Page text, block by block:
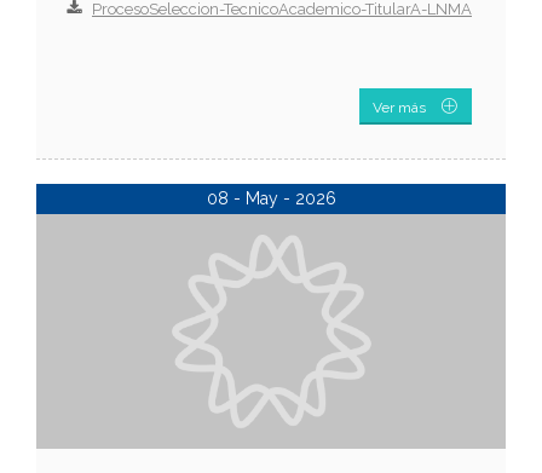
ProcesoSeleccion-TecnicoAcademico-TitularA-LNMA
Ver más
08 - May - 2026